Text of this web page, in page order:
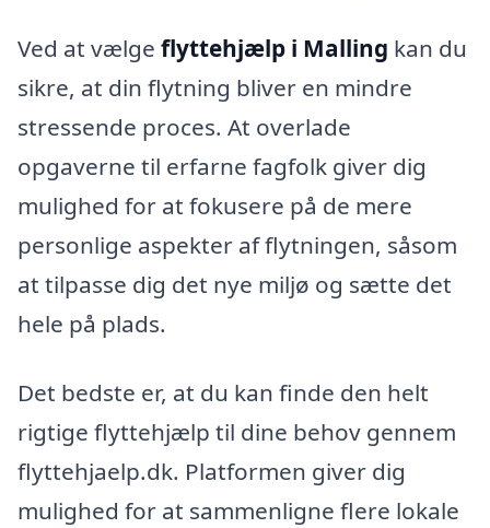
Ved at vælge flyttehjælp i Malling kan du
sikre, at din flytning bliver en mindre
stressende proces. At overlade
opgaverne til erfarne fagfolk giver dig
mulighed for at fokusere på de mere
personlige aspekter af flytningen, såsom
at tilpasse dig det nye miljø og sætte det
hele på plads.
Det bedste er, at du kan finde den helt
rigtige flyttehjælp til dine behov gennem
flyttehjaelp.dk. Platformen giver dig
mulighed for at sammenligne flere lokale